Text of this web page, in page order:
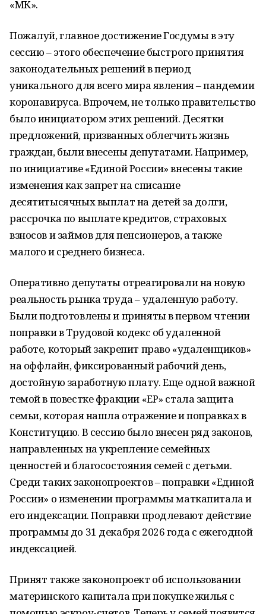
«МК».
Пожалуй, главное достижение Госдумы в эту
сессию – этого обеспечение быстрого принятия
законодательных решений в период
уникального для всего мира явления – пандемии
коронавируса. Впрочем, не только правительство
было инициатором этих решений. Десятки
предложений, призванных облегчить жизнь
граждан, были внесены депутатами. Например,
по инициативе «Единой России» внесены такие
изменения как запрет на списание
десятитысячных выплат на детей за долги,
рассрочка по выплате кредитов, страховых
взносов и займов для пенсионеров, а также
малого и среднего бизнеса.
Оперативно депутаты отреагировали на новую
реальность рынка труда – удаленную работу.
Были подготовлены и приняты в первом чтении
поправки в Трудовой кодекс об удаленной
работе, который закрепит право «удаленщиков»
на оффлайн, фиксированный рабочий день,
достойную заработную плату. Еще одной важной
темой в повестке фракции «ЕР» стала защита
семьи, которая нашла отражение и поправках в
Конституцию. В сессию было внесен ряд законов,
направленных на укрепление семейных
ценностей и благосостояния семей с детьми.
Среди таких законопроектов – поправки «Единой
России» о изменении программы маткапитала и
его индексации. Поправки продлевают действие
программы до 31 декабря 2026 года с ежегодной
индексацией.
Принят также законопроект об использовании
материнского капитала при покупке жилья с